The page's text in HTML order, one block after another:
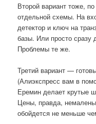
Второй вариант тоже,
отдельной схемы. На
детектор и ключ на
базы. Или просто сразу
Проблемы те же.
Третий вариант —
(Алиэкспресс вам в
Еремин делает крутые
Цены, правда,
обойдется не меньше